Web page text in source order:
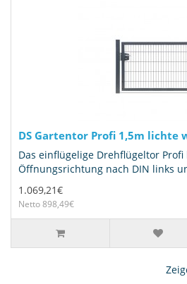
DS Gartentor Profi 1,5m lichte
Das einflügelige Drehflügeltor Profi
Öffnungsrichtung nach DIN links
1.069,21€
Netto 898,49€